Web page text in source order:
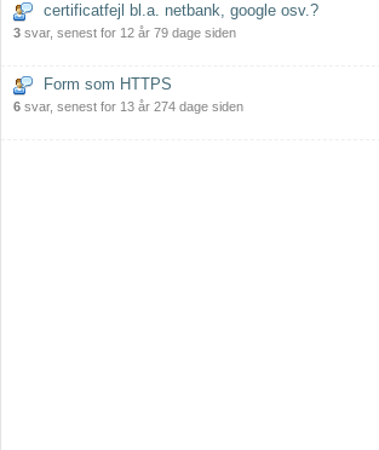
certificatfejl bl.a. netbank, google osv.?
3 svar, senest for 12 år 79 dage siden
Form som HTTPS
6 svar, senest for 13 år 274 dage siden